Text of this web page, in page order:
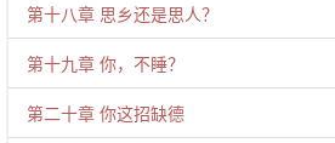
第十八章 思乡还是思人？
第十九章 你，不睡？
第二十章 你这招缺德